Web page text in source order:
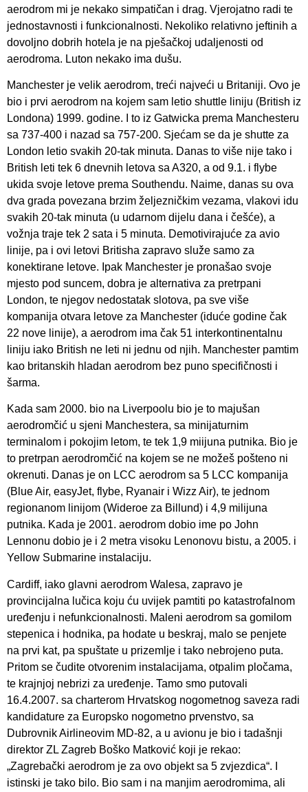
aerodrom mi je nekako simpatičan i drag. Vjerojatno radi te
jednostavnosti i funkcionalnosti. Nekoliko relativno jeftinih a
dovoljno dobrih hotela je na pješačkoj udaljenosti od
aerodroma. Luton nekako ima dušu.
Manchester je velik aerodrom, treći najveći u Britaniji. Ovo je
bio i prvi aerodrom na kojem sam letio shuttle liniju (British iz
Londona) 1999. godine. I to iz Gatwicka prema Manchesteru
sa 737-400 i nazad sa 757-200. Sjećam se da je shutte za
London letio svakih 20-tak minuta. Danas to više nije tako i
British leti tek 6 dnevnih letova sa A320, a od 9.1. i flybe
ukida svoje letove prema Southendu. Naime, danas su ova
dva grada povezana brzim željezničkim vezama, vlakovi idu
svakih 20-tak minuta (u udarnom dijelu dana i češće), a
vožnja traje tek 2 sata i 5 minuta. Demotivirajuće za avio
linije, pa i ovi letovi Britisha zapravo služe samo za
konektirane letove. Ipak Manchester je pronašao svoje
mjesto pod suncem, dobra je alternativa za pretrpani
London, te njegov nedostatak slotova, pa sve više
kompanija otvara letove za Manchester (iduće godine čak
22 nove linije), a aerodrom ima čak 51 interkontinentalnu
liniju iako British ne leti ni jednu od njih. Manchester pamtim
kao britanskih hladan aerodrom bez puno specifičnosti i
šarma.
Kada sam 2000. bio na Liverpoolu bio je to majušan
aerodromčić u sjeni Manchestera, sa minijaturnim
terminalom i pokojim letom, te tek 1,9 miijuna putnika. Bio je
to pretrpan aerodromčić na kojem se ne možeš pošteno ni
okrenuti. Danas je on LCC aerodrom sa 5 LCC kompanija
(Blue Air, easyJet, flybe, Ryanair i Wizz Air), te jednom
regionanom linijom (Wideroe za Billund) i 4,9 milijuna
putnika. Kada je 2001. aerodrom dobio ime po John
Lennonu dobio je i 2 metra visoku Lenonovu bistu, a 2005. i
Yellow Submarine instalaciju.
Cardiff, iako glavni aerodrom Walesa, zapravo je
provincijalna lučica koju ću uvijek pamtiti po katastrofalnom
uređenju i nefunkcionalnosti. Maleni aerodrom sa gomilom
stepenica i hodnika, pa hodate u beskraj, malo se penjete
na prvi kat, pa spuštate u prizemlje i tako nebrojeno puta.
Pritom se čudite otvorenim instalacijama, otpalim pločama,
te krajnjoj nebrizi za uređenje. Tamo smo putovali
16.4.2007. sa charterom Hrvatskog nogometnog saveza radi
kandidature za Europsko nogometno prvenstvo, sa
Dubrovnik Airlineovim MD-82, a u avionu je bio i tadašnji
direktor ZL Zagreb Boško Matković koji je rekao:
„Zagrebački aerodrom je za ovo objekt sa 5 zvjezdica“. I
istinski je tako bilo. Bio sam i na manjim aerodromima, ali